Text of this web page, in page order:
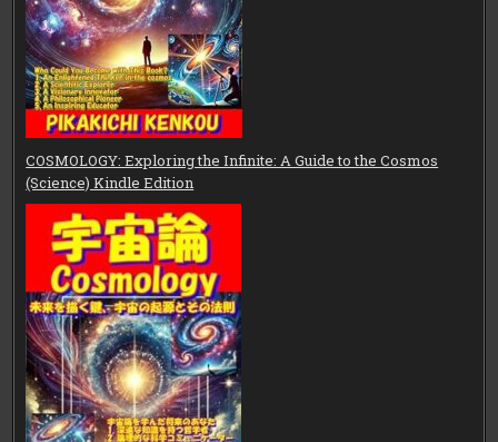
COSMOLOGY: Exploring the Infinite: A Guide to the Cosmos
(Science) Kindle Edition